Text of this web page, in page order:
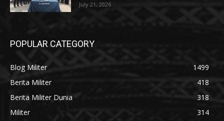
July 21, 2026
POPULAR CATEGORY
Blog Militer
1499
Berita Militer
418
Berita Militer Dunia
318
Militer
314